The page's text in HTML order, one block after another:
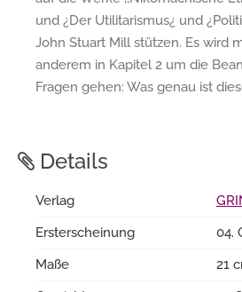
und ¿Der Utilitarismus¿ und
John Stuart Mill stützen. Es wird
anderem in Kapitel 2 um die
Fragen gehen: Was genau ist
Details
Verlag
Ersterscheinung
04.
Maße
21